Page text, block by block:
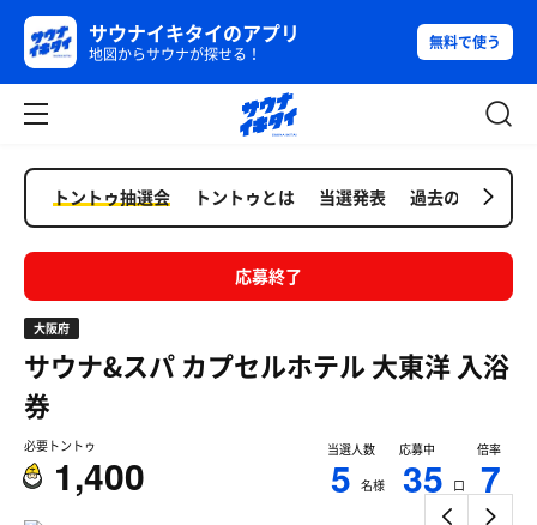
サウナイキタイのアプリ
地図からサウナが探せる！
無料で使う
トントゥ抽選会 トントゥとは 当選発表 過去の抽選会
応募終了
大阪府
サウナ&スパ カプセルホテル 大東洋入浴
券
必要トントゥ
1,400
当選人数
5 名様
応募中
35 口
倍率
7